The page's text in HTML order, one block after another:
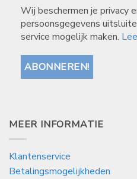
Wij beschermen je privacy
persoonsgegevens
service mogelijk maken.
MEER INFORMATIE
Klantenservice
Betalingsmogelijkheden